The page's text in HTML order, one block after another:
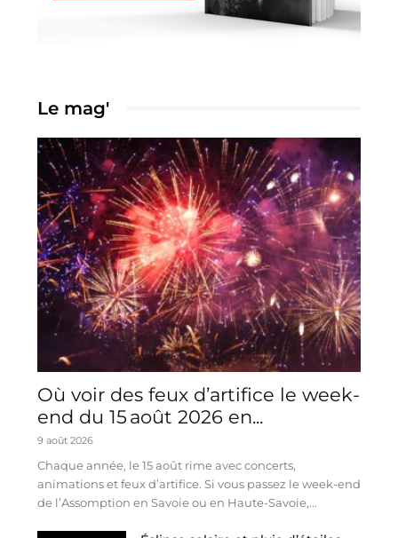
Le mag'
Où voir des feux d’artifice le week-
end du 15 août 2026 en...
9 août 2026
Chaque année, le 15 août rime avec concerts,
animations et feux d’artifice. Si vous passez le week-end
de l’Assomption en Savoie ou en Haute-Savoie,...